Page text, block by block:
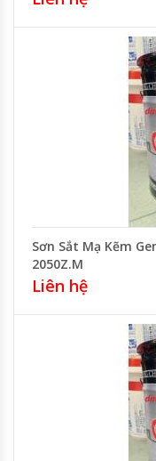
Sơn Sắt Mạ Kẽm
2050Z.M
Liên hệ